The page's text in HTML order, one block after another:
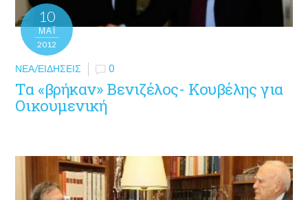
10
ΜΑΪ́
2012
ΝΈΑ/ΕΙΔΉΣΕΙΣ 0
Τα «βρήκαν» Βενιζέλος- Κουβέλης για
Οικουμενική